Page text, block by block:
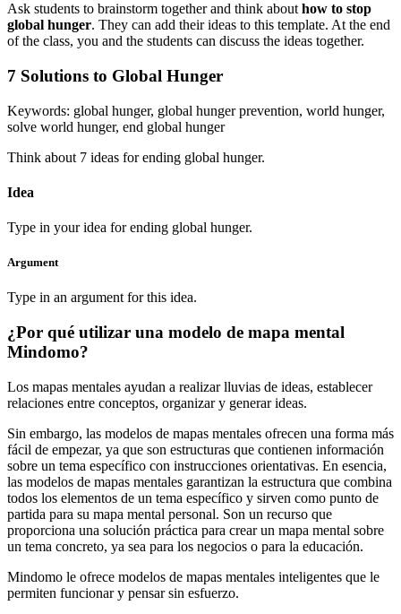
Ask students to brainstorm together and think about how to stop
global hunger. They can add their ideas to this template. At the end
of the class, you and the students can discuss the ideas together.
7 Solutions to Global Hunger
Keywords: global hunger, global hunger prevention, world hunger,
solve world hunger, end global hunger
Think about 7 ideas for ending global hunger.
Idea
Type in your idea for ending global hunger.
Argument
Type in an argument for this idea.
¿Por qué utilizar una modelo de mapa mental
Mindomo?
Los mapas mentales ayudan a realizar lluvias de ideas, establecer
relaciones entre conceptos, organizar y generar ideas.
Sin embargo, las modelos de mapas mentales ofrecen una forma más
fácil de empezar, ya que son estructuras que contienen información
sobre un tema específico con instrucciones orientativas. En esencia,
las modelos de mapas mentales garantizan la estructura que combina
todos los elementos de un tema específico y sirven como punto de
partida para su mapa mental personal. Son un recurso que
proporciona una solución práctica para crear un mapa mental sobre
un tema concreto, ya sea para los negocios o para la educación.
Mindomo le ofrece modelos de mapas mentales inteligentes que le
permiten funcionar y pensar sin esfuerzo.